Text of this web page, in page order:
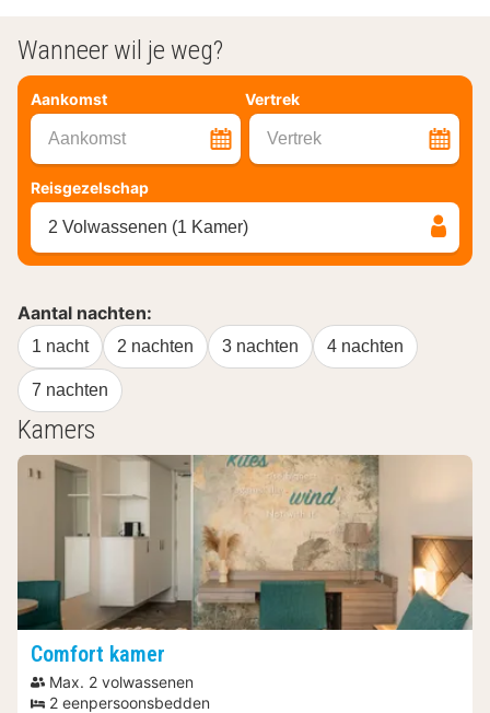
Wanneer wil je weg?
Aankomst Vertrek
Aankomst Vertrek
Reisgezelschap
2 Volwassenen (1 Kamer)
Aantal nachten:
1 nacht 2 nachten 3 nachten 4 nachten
7 nachten
Kamers
Comfort kamer
Max. 2 volwassenen
2 eenpersoonsbedden